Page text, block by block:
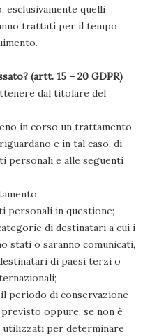
esclusivamente quelli
trattati per il tempo
(artt. 15 – 20 GDPR)
dal titolare del
in corso un trattamento
e in tal caso, di
personali e alle seguenti
personali in questione;
di destinatari a cui i
stati o saranno comunicati,
di paesi terzi o
periodo di conservazione
oppure, se non è
per determinare